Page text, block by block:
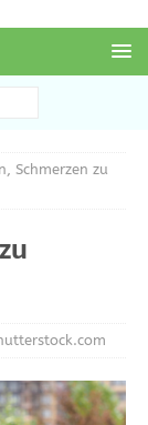
Schmerzen zu